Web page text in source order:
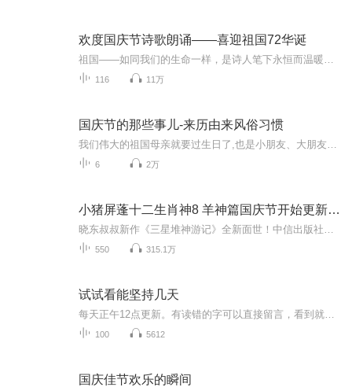
欢度国庆节诗歌朗诵——喜迎祖国72华诞
116 11万
国庆节的那些事儿-来历由来风俗习惯
6 2万
小猪屏蓬十二生肖神8 羊神篇国庆节开始更新啦！
550 315.1万
试试看能坚持几天
100 5612
国庆佳节欢乐的瞬间